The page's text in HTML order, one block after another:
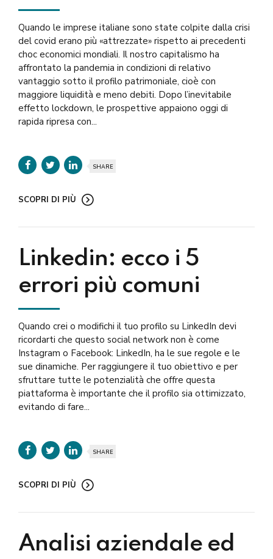
Quando le imprese italiane sono state colpite dalla crisi
del covid erano più «attrezzate» rispetto ai precedenti
choc economici mondiali. Il nostro capitalismo ha
affrontato la pandemia in condizioni di relativo
vantaggio sotto il profilo patrimoniale, cioè con
maggiore liquidità e meno debiti. Dopo l’inevitabile
effetto lockdown, le prospettive appaiono oggi di
rapida ripresa con...
SHARE
SCOPRI DI PIÙ
Linkedin: ecco i 5
errori più comuni
Quando crei o modifichi il tuo profilo su LinkedIn devi
ricordarti che questo social network non è come
Instagram o Facebook: LinkedIn, ha le sue regole e le
sue dinamiche. Per raggiungere il tuo obiettivo e per
sfruttare tutte le potenzialità che offre questa
piattaforma è importante che il profilo sia ottimizzato,
evitando di fare...
SHARE
SCOPRI DI PIÙ
Analisi aziendale ed